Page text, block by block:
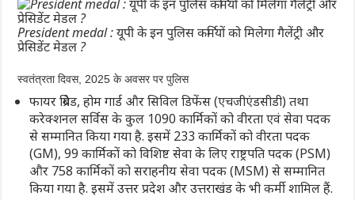
President medal : यूपी के इन पुलिस कर्मियों को मिलेगा गैलेंट्री और
प्रेसिडेंट मेडल ?
स्वतंत्रता दिवस, 2025 के अवसर पर पुलिस
फायर ब्रिगेड, होम गार्ड और सिविल डिफेंस (एचजीएंडसीडी) तथा
करेक्शनल सर्विस के कुल 1090 कार्मिकों को वीरता एवं सेवा पदक
से सम्मानित किया गया है. इसमें 233 कार्मिकों को वीरता पदक
(GM), 99 कार्मिकों को विशिष्ट सेवा के लिए राष्ट्रपति पदक (PSM)
और 758 कार्मिकों को सराहनीय सेवा पदक (MSM) से सम्मानित
किया गया है. इसमें उत्तर प्रदेश और उत्तराखंड के भी कर्मी शामिल हैं.